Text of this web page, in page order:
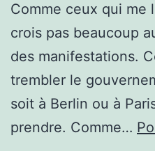
Comme ceux qui me
crois pas beaucoup
des manifestations.
trembler le
soit à Berlin ou à
prendre. Comme…